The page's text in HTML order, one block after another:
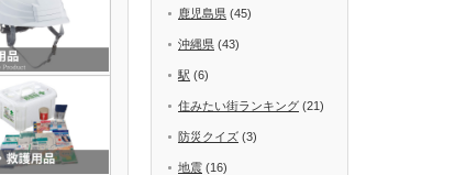
鹿児島県 (45)
沖縄県 (43)
駅 (6)
住みたい街ランキング (21)
防災クイズ (3)
地震 (16)